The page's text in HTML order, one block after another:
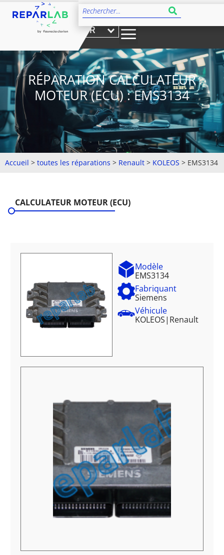
FR
RÉPARATION CALCULATEUR
MOTEUR (ECU) : EMS3134
Accueil > toutes les réparations > Renault > KOLEOS > EMS3134
CALCULATEUR MOTEUR (ECU)
Modèle
EMS3134
Fabriquant
Siemens
Véhicule
KOLEOS| Renault